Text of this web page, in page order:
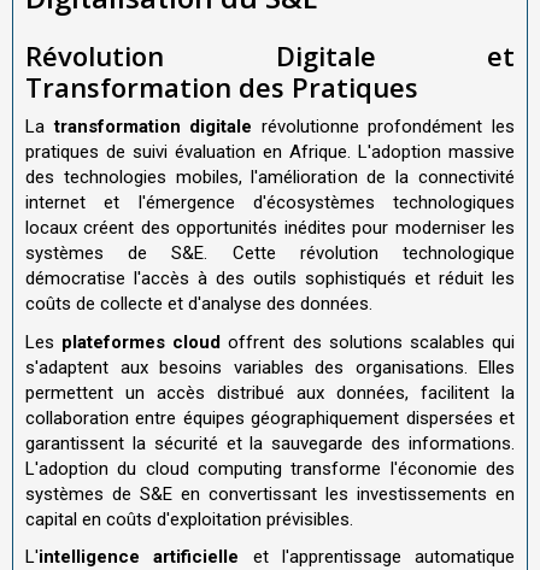
Révolution Digitale et
Transformation des Pratiques
Latransformation digitale révolutionne profondément les
pratiques de suivi évaluation en Afrique. L'adoption massive
des technologies mobiles, l'amélioration de la connectivité
internet et l'émergence d'écosystèmes technologiques
locaux créent des opportunités inédites pour moderniser les
systèmes de S&E. Cette révolution technologique
démocratise l'accès à des outils sophistiqués et réduit les
coûts de collecte et d'analyse des données.
Les plateformes cloud offrent des solutions scalables qui
s'adaptent aux besoins variables des organisations. Elles
permettent un accès distribué aux données, facilitent la
collaboration entre équipes géographiquement dispersées et
garantissent la sécurité et la sauvegarde des informations.
L'adoption du cloud computing transforme l'économie des
systèmes de S&E en convertissant les investissements en
capital en coûts d'exploitation prévisibles.
L'intelligence artificielle et l'apprentissage automatique